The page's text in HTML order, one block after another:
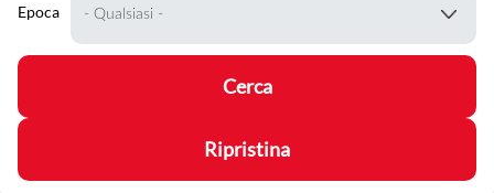
Epoca
Cerca
Ripristina